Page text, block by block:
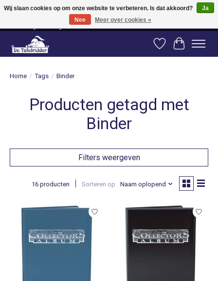
Vanaf 80 euro gratis verzending binnen Nederland! Vanaf 100 euro gratis
verzending naar België en Duitsland!
Verlanglijst
Home / Tags / Binder
Producten getagd met
Binder
Filters weergeven
16 producten Sorteren op Naam oplopend
Wij slaan cookies op om onze website te verbeteren. Is dat akkoord?
Ja
Nee
Meer over cookies »